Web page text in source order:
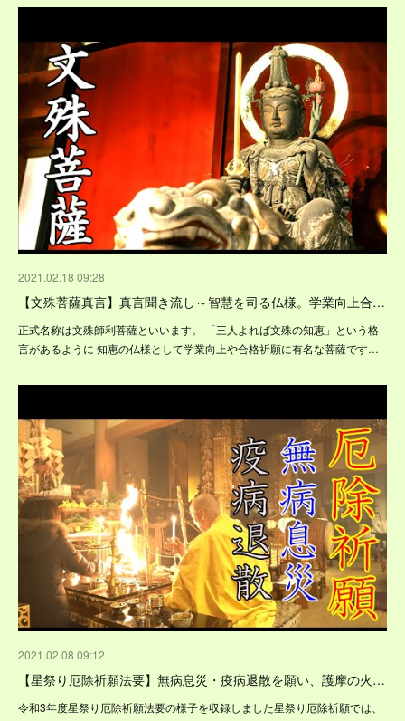
2021.02.18 09:28
【文殊菩薩真言】真言聞き流し～智慧を司る仏様。学業向上合…
正式名称は文殊師利菩薩といいます。 「三人よれば文殊の知恵」という格
言があるように 知恵の仏様として学業向上や合格祈願に有名な菩薩です…
2021.02.08 09:12
【星祭り厄除祈願法要】無病息災・疫病退散を願い、護摩の火…
令和3年度星祭り厄除祈願法要の様子を収録しました星祭り厄除祈願では、